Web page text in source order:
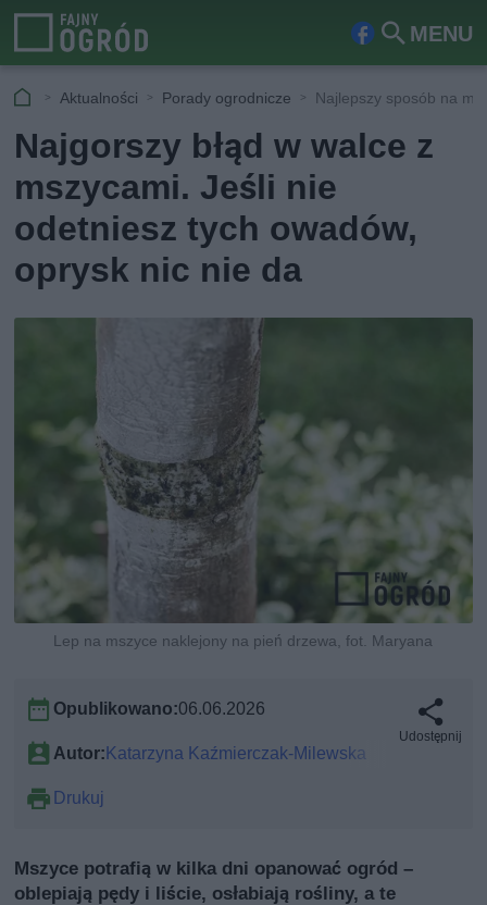
MENU
Fa
ook
Szu
Aktualności Porady ogrodnicze Najlepszy sposób na
Najgorszy błąd w walce z
mszycami. Jeśli nie
odetniesz tych owadów,
oprysk nic nie da
Lep na mszyce naklejony na pień drzewa, fot. Maryana
Opublikowano:06.06.2026
Autor:Katarzyna Kaźmierczak-Milewska
Drukuj
Udostępnij
Mszyce potrafią w kilka dni opanować ogród –
oblepiają pędy i liście, osłabiają rośliny, a te